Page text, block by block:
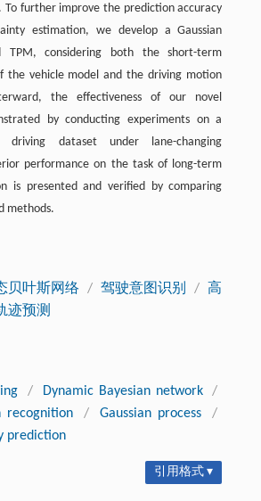
further improve the prediction accuracy
estimation, we develop a Gaussian
TPM, considering both the short-term
the vehicle model and the driving motion
the effectiveness of our novel
by conducting experiments on a
driving dataset under lane-changing
performance on the task of long-term
is presented and verified by comparing
methods.
贝叶斯网络 / 驾驶意图识别 /
高
迹预测
/ Dynamic Bayesian network
/
recognition
/ Gaussian process
/
prediction
引用格式 ▾